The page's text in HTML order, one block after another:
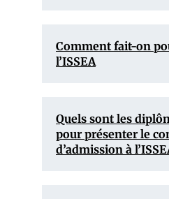
Comment fait-on
l’ISSEA
Quels sont les
pour présenter le
d’admission à